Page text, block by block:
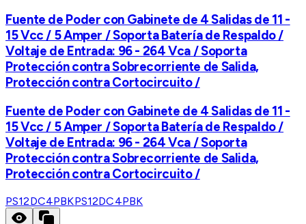
Fuente de Poder con Gabinete de 4 Salidas de 11 -
15 Vcc / 5 Amper / Soporta Batería de Respaldo /
Voltaje de Entrada: 96 - 264 Vca / Soporta
Protección contra Sobrecorriente de Salida,
Protección contra Cortocircuito /
Fuente de Poder con Gabinete de 4 Salidas de 11 -
15 Vcc / 5 Amper / Soporta Batería de Respaldo /
Voltaje de Entrada: 96 - 264 Vca / Soporta
Protección contra Sobrecorriente de Salida,
Protección contra Cortocircuito /
PS12DC4PBKPS12DC4PBK